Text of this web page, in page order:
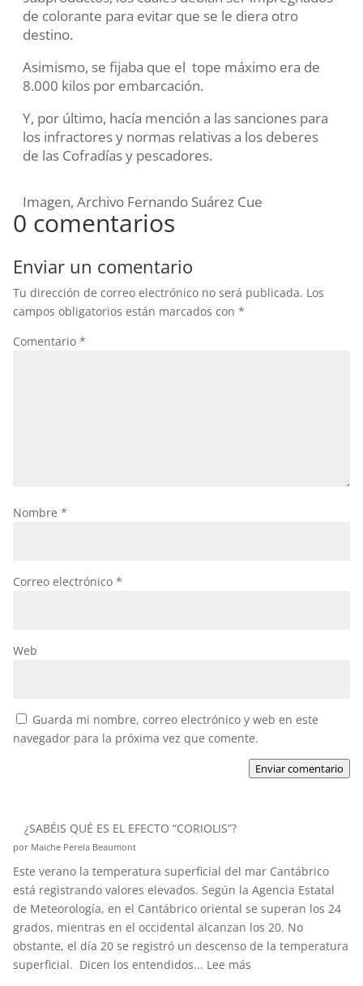
de colorante para evitar que se le diera otro
destino.
Asimismo, se fijaba que el tope máximo era de
8.000 kilos por embarcación.
Y, por último, hacía mención a las sanciones para
los infractores y normas relativas a los deberes
de las Cofradías y pescadores.
Imagen, Archivo Fernando Suárez Cue
0 comentarios
Enviar un comentario
Tu dirección de correo electrónico no será publicada. Los
campos obligatorios están marcados con *
Comentario *
Nombre *
Correo electrónico *
Web
Guarda mi nombre, correo electrónico y web en este
navegador para la próxima vez que comente.
Enviar comentario
¿SABÉIS QUÉ ES EL EFECTO “CORIOLIS”?
por Maiche Perela Beaumont
Este verano la temperatura superficial del mar Cantábrico
está registrando valores elevados. Según la Agencia Estatal
de Meteorología, en el Cantábrico oriental se superan los 24
grados, mientras en el occidental alcanzan los 20. No
obstante, el día 20 se registró un descenso de la temperatura
superficial. Dicen los entendidos... Lee más: